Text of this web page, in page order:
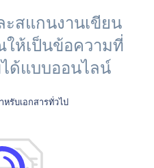
สแกนงานเขียน
ห้เป็นข้อความที่
ด้แบบออนไลน์
หรับเอกสารทั่วไป